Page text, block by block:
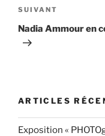
Article
suivant
SUIVANT
Nadia Ammour en
ARTICLES
Exposition «